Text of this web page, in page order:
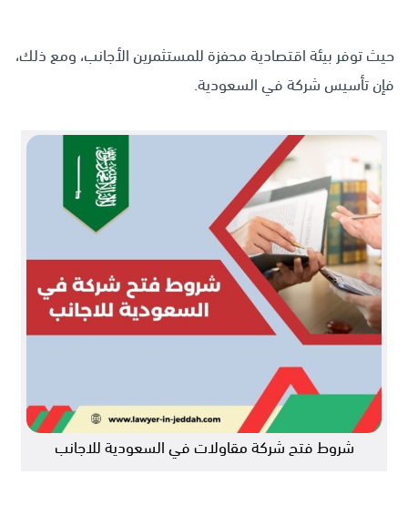
حيث توفر بيئة اقتصادية محفزة للمستثمرين الأجانب، ومع ذلك،
فإن تأسيس شركة في السعودية.
شروط فتح شركة مقاولات في السعودية للاجانب